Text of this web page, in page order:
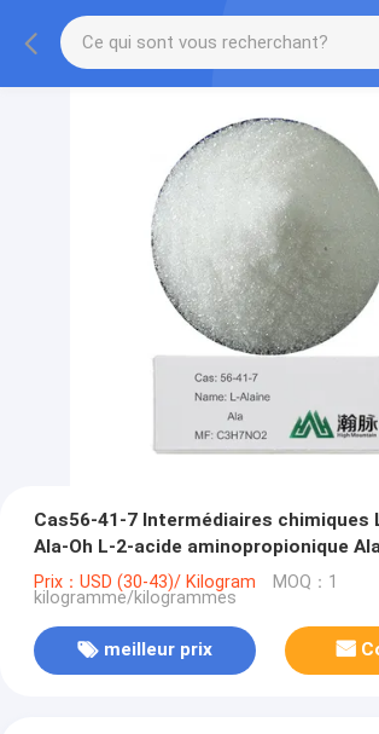
Cas56-41-7 Intermédiaires chimiques
Ala-Oh L-2-acide aminopropionique
Prix：USD (30-43)/ Kilogram MOQ：1
kilogramme/kilogrammes
meilleur prix